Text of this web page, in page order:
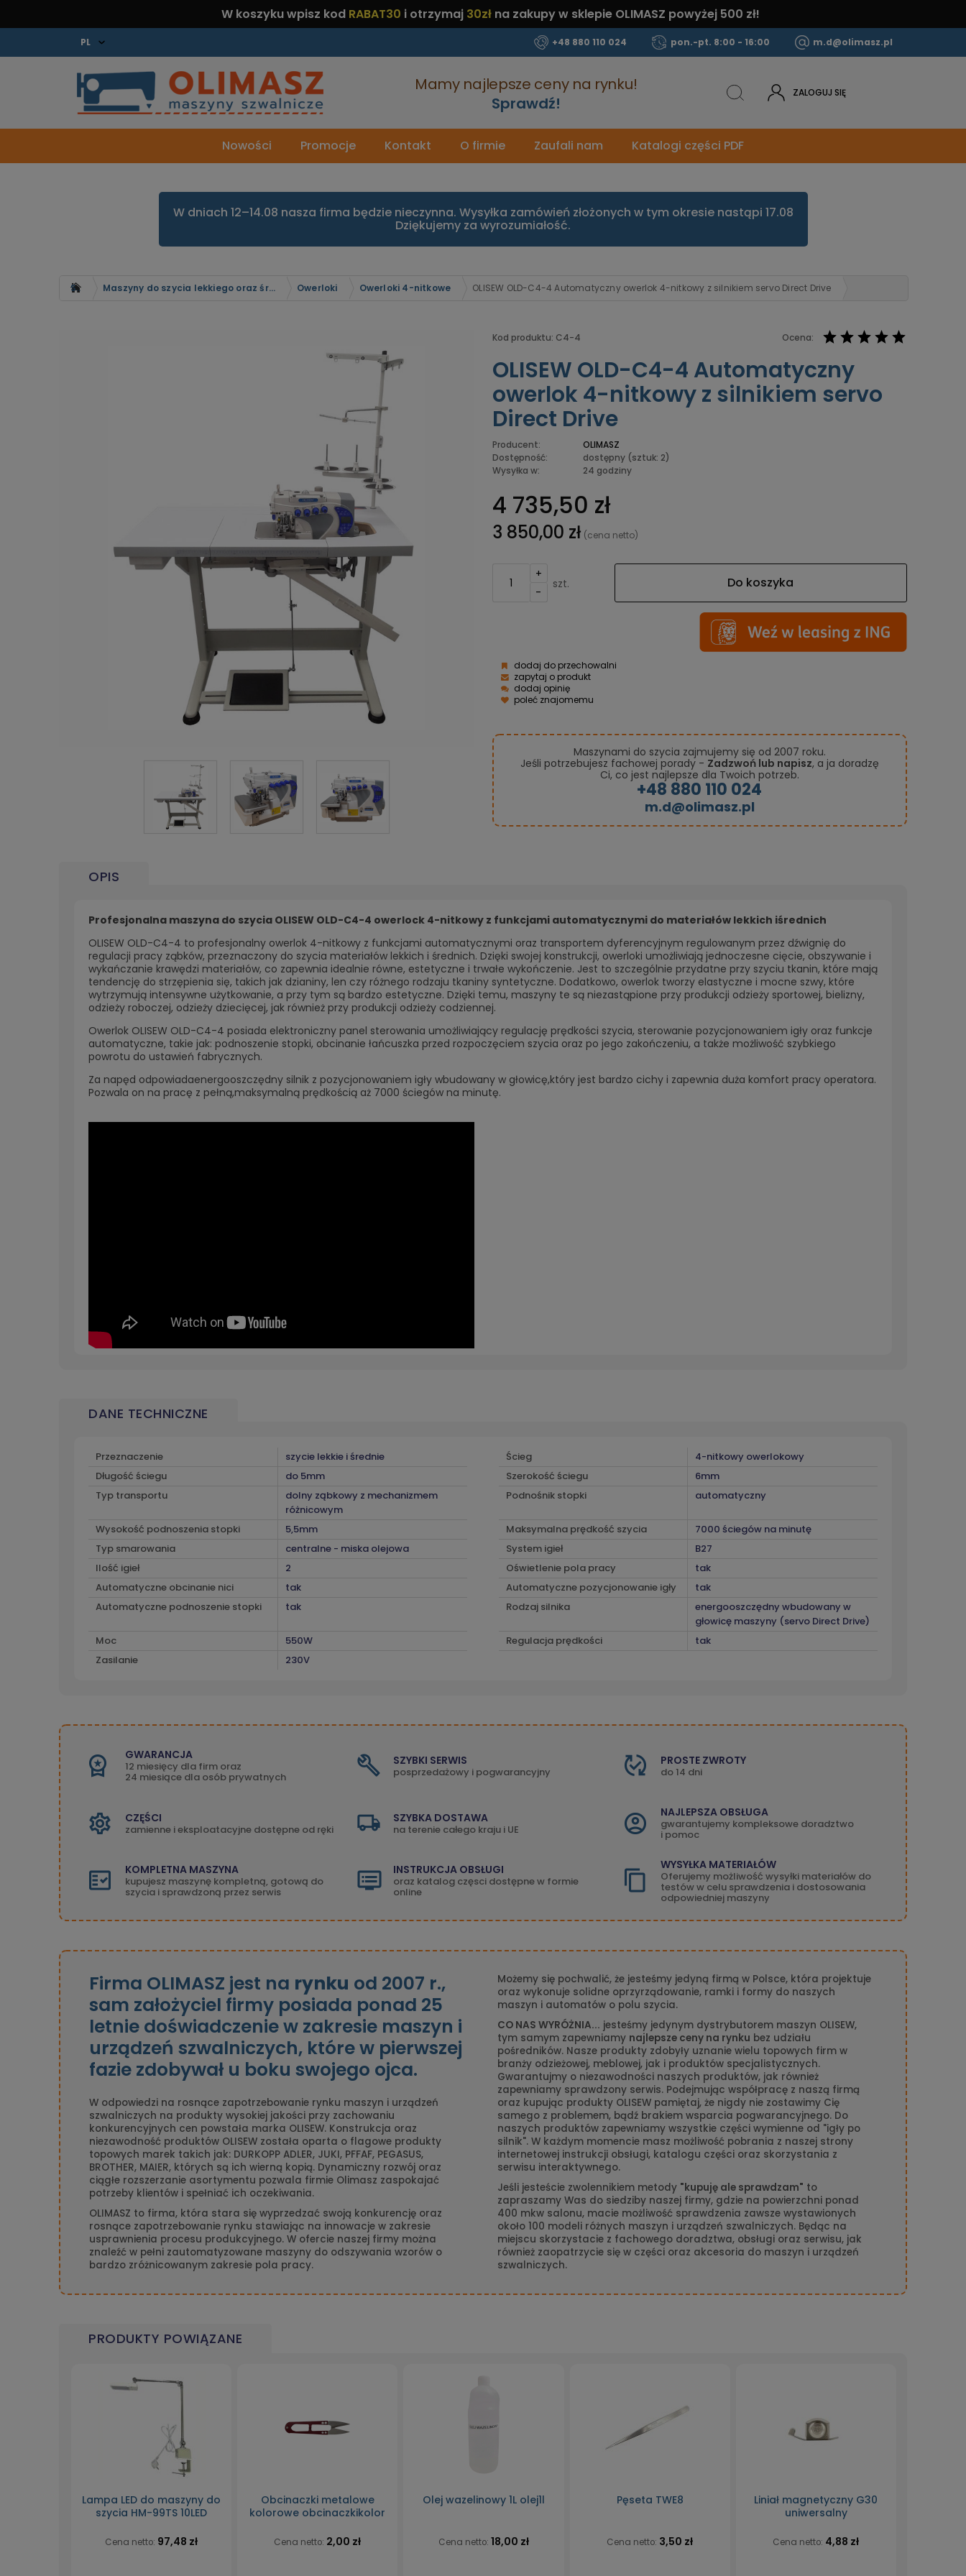
W koszyku wpisz kod RABAT30 i otrzymaj 30złna zakupy w sklepie OLIMASZ powyżej 500 zł!
+48 880 110 024 pon.-pt. 8:00 - 16:00 m.d@olimasz.pl
Mamy najlepsze ceny na rynku!
Sprawdź! ZALOGUJ SIĘ
Nowości Promocje Kontakt O firmie Zaufali nam Katalogi części PDF
W dniach 12–14.08 nasza firma będzie nieczynna. Wysyłka zamówień złożonych w tym okresie nastąpi 17.08
Dziękujemy za wyrozumiałość.
Strona główna Maszyny do szycia lekkiego oraz średniego Owerloki Owerloki 4-nitkowe OLISEW OLD-C4-4 Automatyczny owerlok 4-nitkowy z silnikiem servo Direct Drive
Ocena:
Kod produktu: C4-4
OLISEW OLD-C4-4 Automatyczny
owerlok 4-nitkowy z silnikiem servo
Direct Drive
Producent:
OLIMASZ
Dostępność:
dostępny (sztuk: 2)
Wysyłka w:
24 godziny
4 735,50 zł
3 850,00 zł (cena netto)
+
-
szt. Do koszyka
dodaj do przechowalni
zapytaj o produkt
dodaj opinię
poleć znajomemu
Maszynami do szycia zajmujemy się od 2007 roku.
Jeśli potrzebujesz fachowej porady - Zadzwoń lub napisz, a ja doradzę
Ci, co jest najlepsze dla Twoich potrzeb.
+48 880 110 024
m.d@olimasz.pl
OPIS
Profesjonalna maszyna do szycia OLISEW OLD-C4-4 owerlock 4-nitkowy z funkcjami automatycznymi do materiałów lekkich iśrednich
OLISEW OLD-C4-4 to profesjonalny owerlok 4-nitkowy z funkcjami automatycznymi oraz transportem dyferencyjnym regulowanym przez dźwignię do
regulacji pracy ząbków, przeznaczony do szycia materiałów lekkich i średnich. Dzięki swojej konstrukcji, owerloki umożliwiają jednoczesne cięcie, obszywanie i
wykańczanie krawędzi materiałów, co zapewnia idealnie równe, estetyczne i trwałe wykończenie. Jest to szczególnie przydatne przy szyciu tkanin, które mają
tendencję do strzępienia się, takich jak dzianiny, len czy różnego rodzaju tkaniny syntetyczne. Dodatkowo, owerlok tworzy elastyczne i mocne szwy, które
wytrzymują intensywne użytkowanie, a przy tym są bardzo estetyczne. Dzięki temu, maszyny te są niezastąpione przy produkcji odzieży sportowej, bielizny,
odzieży roboczej, odzieży dziecięcej, jak również przy produkcji odzieży codziennej.
Owerlok OLISEW OLD-C4-4 posiada elektroniczny panel sterowania umożliwiający regulację prędkości szycia, sterowanie pozycjonowaniem igły oraz funkcje
automatyczne, takie jak: podnoszenie stopki, obcinanie łańcuszka przed rozpoczęciem szycia oraz po jego zakończeniu, a także możliwość szybkiego
powrotu do ustawień fabrycznych.
Za napęd odpowiadaenergooszczędny silnik z pozycjonowaniem igły wbudowany w głowicę,który jest bardzo cichy i zapewnia duża komfort pracy operatora.
Pozwala on na pracę z pełną,maksymalną prędkością aż 7000 ściegów na minutę.
DANE TECHNICZNE
Przeznaczenie szycie lekkie i średnie Ścieg
4-nitkowy owerlokowy
Długość ściegu
do 5mm Szerokość ściegu
6mm
Typ transportu
dolny ząbkowy z mechanizmem
różnicowym
Podnośnik stopki automatyczny
Wysokość podnoszenia stopki 5,5mm Maksymalna prędkość szycia
7000 ściegów na minutę
Typ smarowania
centralne - miska olejowa System igieł
B27
Ilość igieł
2 Oświetlenie pola pracy
tak
Automatyczne obcinanie nici
tak Automatyczne pozycjonowanie igły
tak
Automatyczne podnoszenie stopki
tak Rodzaj silnika
energooszczędny wbudowany w
głowicę maszyny (servo Direct Drive)
Moc
550W Regulacja prędkości
tak
Zasilanie
230V
GWARANCJA
12 miesięcy dla firm oraz
24 miesiące dla osób prywatnych
SZYBKI SERWIS
posprzedażowy i pogwarancyjny
PROSTE ZWROTY
do 14 dni
CZĘŚCI
zamienne i eksploatacyjne dostępne od ręki
SZYBKA DOSTAWA
na terenie całego kraju i UE
NAJLEPSZA OBSŁUGA
gwarantujemy kompleksowe doradztwo
i pomoc
KOMPLETNA MASZYNA
kupujesz maszynę kompletną, gotową do
szycia i sprawdzoną przez serwis
INSTRUKCJA OBSŁUGI
oraz katalog częsci dostępne w formie
online
WYSYŁKA MATERIAŁÓW
Oferujemy możliwość wysyłki materiałów do
testów w celu sprawdzenia i dostosowania
odpowiedniej maszyny
Firma OLIMASZ jest na rynku od 2007 r.,
sam założyciel firmy posiada ponad 25
letnie doświadczenie w zakresie maszyn i
urządzeń szwalniczych, które w pierwszej
fazie zdobywał u boku swojego ojca.
W odpowiedzi na rosnące zapotrzebowanie rynku maszyn i urządzeń
szwalniczych na produkty wysokiej jakości przy zachowaniu
konkurencyjnych cen powstała marka OLISEW. Konstrukcja oraz
niezawodność produktów OLISEW została oparta o flagowe produkty
topowych marek takich jak: DURKOPP ADLER, JUKI, PFFAF, PEGASUS,
BROTHER, MAIER, których są ich wierną kopią. Dynamiczny rozwój oraz
ciągłe rozszerzanie asortymentu pozwala firmie Olimasz zaspokajać
potrzeby klientów i spełniać ich oczekiwania.
OLIMASZ to firma, która stara się wyprzedzać swoją konkurencję oraz
rosnące zapotrzebowanie rynku stawiając na innowacje w zakresie
usprawnienia procesu produkcyjnego. W ofercie naszej firmy można
znaleźć w pełni zautomatyzowane maszyny do odszywania wzorów o
bardzo zróżnicowanym zakresie pola pracy.
Możemy się pochwalić, że jesteśmy jedyną firmą w Polsce, która projektuje
oraz wykonuje solidne oprzyrządowanie, ramki i formy do naszych
maszyn i automatów o polu szycia.
CO NAS WYRÓŻNIA... jesteśmy jedynym dystrybutorem maszyn OLISEW,
tym samym zapewniamy najlepsze ceny na rynku bez udziału
pośredników. Nasze produkty zdobyły uznanie wielu topowych firm w
branży odzieżowej, meblowej, jak i produktów specjalistycznych.
Gwarantujmy o niezawodności naszych produktów, jak również
zapewniamy sprawdzony serwis. Podejmując współpracę z naszą firmą
oraz kupując produkty OLISEW pamiętaj, że nigdy nie zostawimy Cię
samego z problemem, bądź brakiem wsparcia pogwarancyjnego. Do
naszych produktów zapewniamy wszystkie części wymienne od "igły po
silnik". W każdym momencie masz możliwość pobrania z naszej strony
internetowej instrukcji obsługi, katalogu części oraz skorzystania z
serwisu interaktywnego.
Jeśli jesteście zwolennikiem metody "kupuję ale sprawdzam" to
zapraszamy Was do siedziby naszej firmy, gdzie na powierzchni ponad
400 mkw salonu, macie możliwość sprawdzenia zawsze wystawionych
około 100 modeli różnych maszyn i urządzeń szwalniczych. Będąc na
miejscu skorzystacie z fachowego doradztwa, obsługi oraz serwisu, jak
również zaopatrzycie się w części oraz akcesoria do maszyn i urządzeń
szwalniczych.
PRODUKTY POWIĄZANE
Lampa LED do maszyny do
szycia HM-99TS 10LED
Cena netto: 97,48 zł
Obcinaczki metalowe
kolorowe obcinaczkikolor
Cena netto: 2,00 zł
Olej wazelinowy 1L olej1l
Cena netto: 18,00 zł
Pęseta TWE8
Cena netto: 3,50 zł
Liniał magnetyczny G30
uniwersalny
Cena netto: 4,88 zł